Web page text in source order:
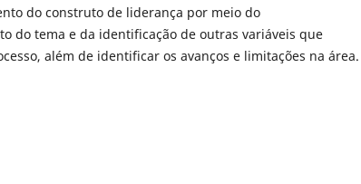
do construto de liderança por meio do
do tema e da identificação de outras variáveis que
além de identificar os avanços e limitações na área.